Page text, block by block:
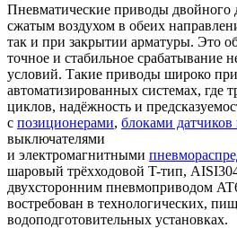
Пневматические приводы двойного
сжатым воздухом в обеих
так и при закрытии арматуры. Это
точное и стабильное срабатывание
условий. Такие приводы широко
автоматизированных системах, где
циклов, надёжность и
с позиционерами, блоками
выключателями
и электромагнитными
шаровый трёхходовой T-тип,
двухсторонним пневмоприводом
востребован в технологических,
водоподготовительных установках.